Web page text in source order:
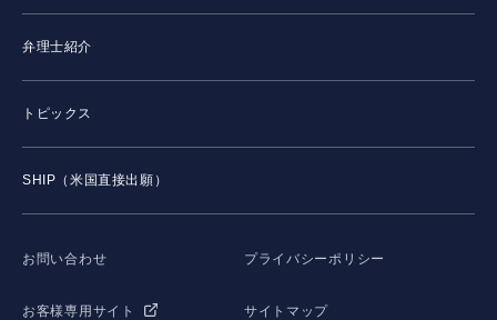
弁理士紹介
トピックス
SHIP（米国直接出願）
お問い合わせ
お客様専用サイト
プライバシーポリシー
サイトマップ